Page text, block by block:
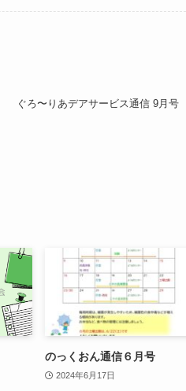
ぐろ〜りあデアサービス通信 9月号
のっくおん通信６月号
2024年6月17日